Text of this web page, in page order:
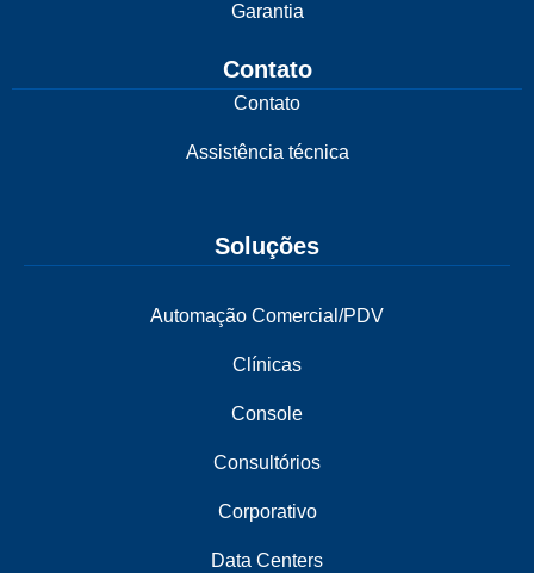
Garantia
Contato
Contato
Assistência técnica
Soluções
Automação Comercial/PDV
Clínicas
Console
Consultórios
Corporativo
Data Centers